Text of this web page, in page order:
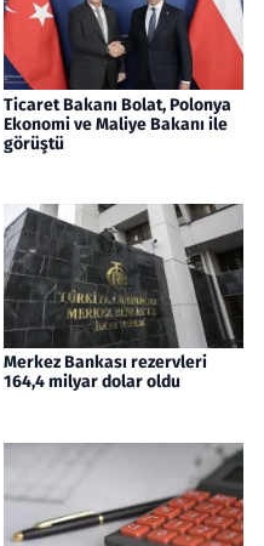
Ticaret Bakanı Bolat, Polonya
Ekonomi ve Maliye Bakanı ile
görüştü
Merkez Bankası rezervleri
164,4 milyar dolar oldu